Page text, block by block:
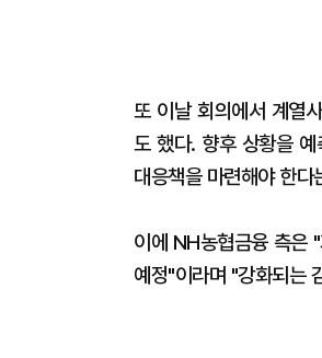
또 이날 회의에서 계열
도 했다. 향후 상황을
대응책을 마련해야 한다
이에 NH농협금융 측은
예정"이라며 "강화되는